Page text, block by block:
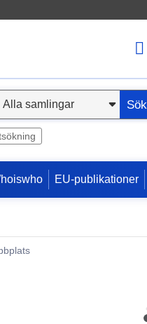
Sök
EU-publikationer